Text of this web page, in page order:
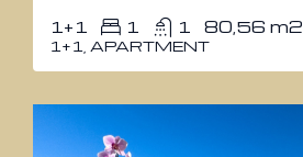
1+1 1 1 80,56 m2
1+1, APARTMENT